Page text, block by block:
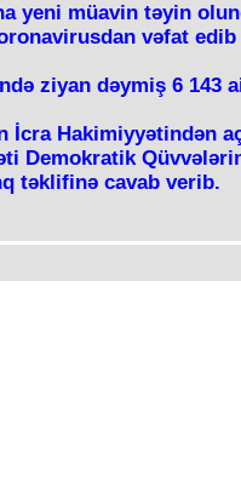
yeni müavin təyin
vəfat edib
ziyan dəymiş 6 143
İcra Hakimiyyətindən
Demokratik
təklifinə cavab verib.